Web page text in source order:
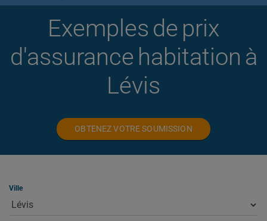
Exemples de prix
d'assurance habitation à
Lévis
OBTENEZ VOTRE SOUMISSION
Ville